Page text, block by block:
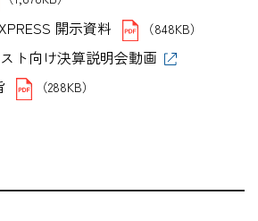
開示資料 （848KB）
ト向け決算説明会動画
（288KB）